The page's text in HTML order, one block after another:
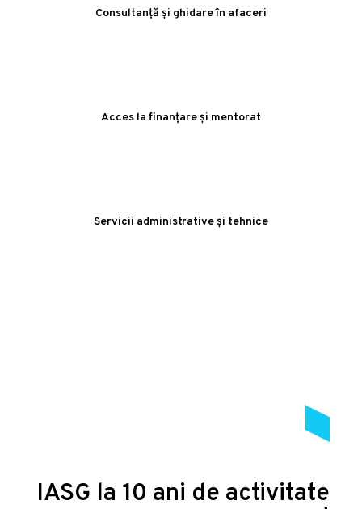
Consultanță și ghidare în afaceri
Acces la finanțare și mentorat
Servicii administrative și tehnice
IASG la 10 ani de activitate